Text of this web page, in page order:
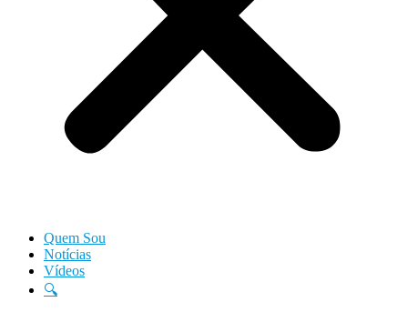
Quem Sou
Notícias
Vídeos
🔍